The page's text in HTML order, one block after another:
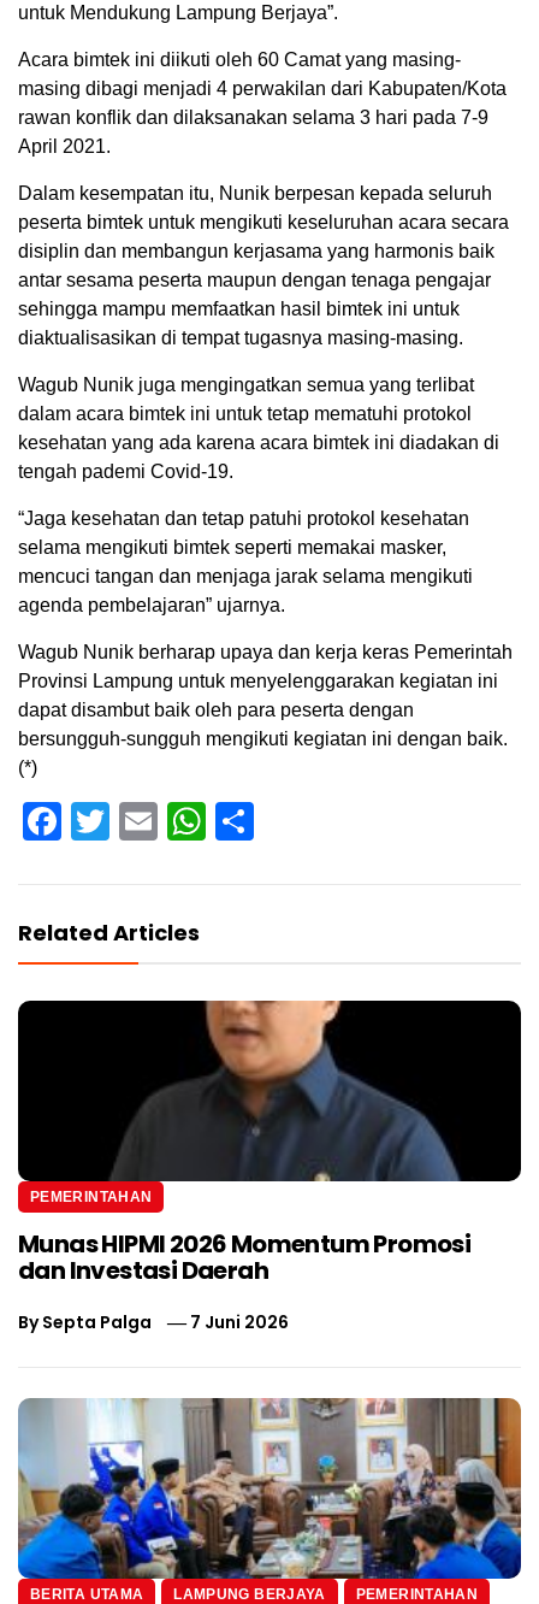
untuk Mendukung Lampung Berjaya”.
Acara bimtek ini diikuti oleh 60 Camat yang masing-
masing dibagi menjadi 4 perwakilan dari Kabupaten/Kota
rawan konflik dan dilaksanakan selama 3 hari pada 7-9
April 2021.
Dalam kesempatan itu, Nunik berpesan kepada seluruh
peserta bimtek untuk mengikuti keseluruhan acara secara
disiplin dan membangun kerjasama yang harmonis baik
antar sesama peserta maupun dengan tenaga pengajar
sehingga mampu memfaatkan hasil bimtek ini untuk
diaktualisasikan di tempat tugasnya masing-masing.
Wagub Nunik juga mengingatkan semua yang terlibat
dalam acara bimtek ini untuk tetap mematuhi protokol
kesehatan yang ada karena acara bimtek ini diadakan di
tengah pademi Covid-19.
“Jaga kesehatan dan tetap patuhi protokol kesehatan
selama mengikuti bimtek seperti memakai masker,
mencuci tangan dan menjaga jarak selama mengikuti
agenda pembelajaran” ujarnya.
Wagub Nunik berharap upaya dan kerja keras Pemerintah
Provinsi Lampung untuk menyelenggarakan kegiatan ini
dapat disambut baik oleh para peserta dengan
bersungguh-sungguh mengikuti kegiatan ini dengan baik.
(*)
Facebook
Twitter
EmailWhatsApp
Related Articles
PEMERINTAHAN
Munas HIPMI 2026 Momentum Promosi
dan Investasi Daerah
BySepta Palga 7 Juni 2026
BERITA UTAMA LAMPUNG BERJAYA
PEMERINTAHAN